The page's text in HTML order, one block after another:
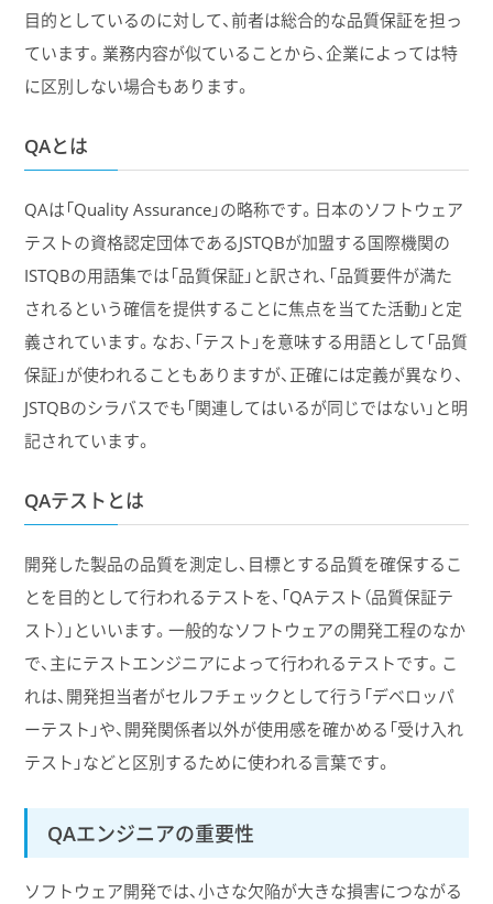
目的としているのに対して、前者は総合的な品質保証を担っ
ています。業務内容が似ていることから、企業によっては特
に区別しない場合もあります。
QAとは
QAは「Quality Assurance」の略称です。日本のソフトウェア
テストの資格認定団体であるJSTQBが加盟する国際機関の
ISTQBの用語集では「品質保証」と訳され、「品質要件が満た
されるという確信を提供することに焦点を当てた活動」と定
義されています。なお、「テスト」を意味する用語として「品質
保証」が使われることもありますが、正確には定義が異なり、
JSTQBのシラバスでも「関連してはいるが同じではない」と明
記されています。
QAテストとは
開発した製品の品質を測定し、目標とする品質を確保するこ
とを目的として行われるテストを、「QAテスト（品質保証テ
スト）」といいます。一般的なソフトウェアの開発工程のなか
で、主にテストエンジニアによって行われるテストです。こ
れは、開発担当者がセルフチェックとして行う「デベロッパ
ーテスト」や、開発関係者以外が使用感を確かめる「受け入れ
テスト」などと区別するために使われる言葉です。
QAエンジニアの重要性
ソフトウェア開発では、小さな欠陥が大きな損害につながる